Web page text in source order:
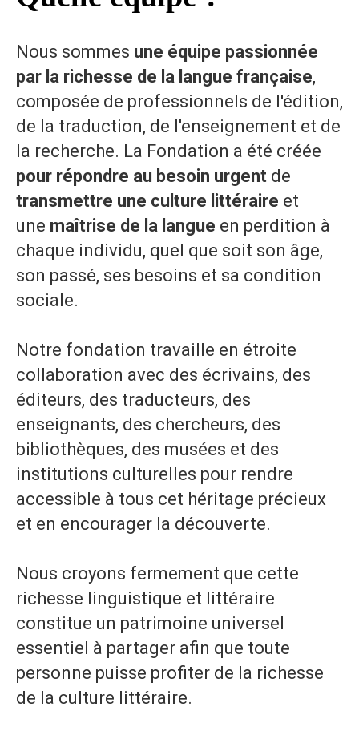
Nous sommes une équipe passionnée
par la richesse de la langue française,
composée de professionnels de l'édition,
de la traduction, de l'enseignement et de
la recherche. La Fondation a été créée
pour répondre au besoin urgent de
transmettre une culture littéraire et
une maîtrise de la langue en perdition à
chaque individu, quel que soit son âge,
son passé, ses besoins et sa condition
sociale.
Notre fondation travaille en étroite
collaboration avec des écrivains, des
éditeurs, des traducteurs, des
enseignants, des chercheurs, des
bibliothèques, des musées et des
institutions culturelles pour rendre
accessible à tous cet héritage précieux
et en encourager la découverte.
Nous croyons fermement que cette
richesse linguistique et littéraire
constitue un patrimoine universel
essentiel à partager afin que toute
personne puisse profiter de la richesse
de la culture littéraire.